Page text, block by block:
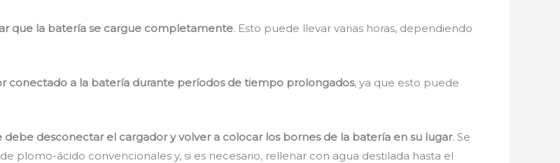
que la batería se cargue completamente. Esto puede llevar varias horas, dependiendo
conectado a la batería durante períodos de tiempo prolongados, ya que esto puede
desconectar el cargador y volver a colocar los bornes de la batería en su lugar. Se
plomo-ácido convencionales y, si es necesario, rellenar con agua destilada hasta el